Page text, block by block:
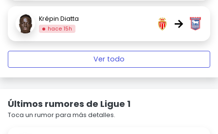
Krépin Diatta
hace 15h →
Ver todo
Últimos rumores de Ligue 1
Toca un rumor para más detalles.